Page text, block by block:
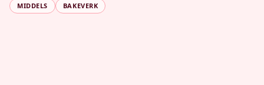
MIDDELS BAKEVERK